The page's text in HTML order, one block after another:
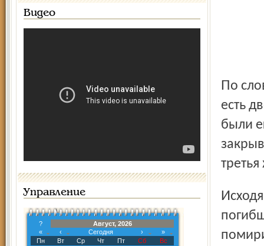
Видео
Управление
?
Август, 2026
«
‹ Сегодня ›
»
Пн
Вт Ср Чт Пт Сб
Вс
По словам соседей, на счету этого 48-летнего изверга уже
есть
были
Исходя из материалов уголовного дела, в тот день